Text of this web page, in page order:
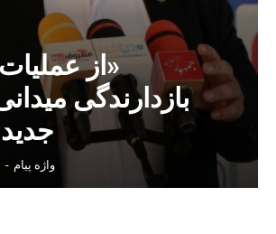
«از
بازدارندگی
واژه پیام -